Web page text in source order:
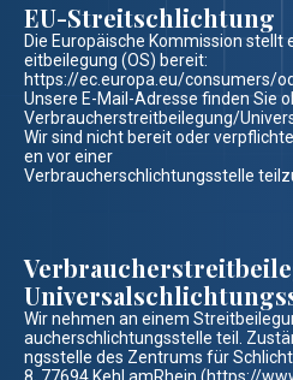
EU-Streitschlichtung
Die Europäische Kommission
eitbeilegung (OS) bereit:
https://ec.europa.eu/consumers/
Unsere E-Mail-Adresse finden Sie
Verbraucherstreitbeilegung/
Wir sind nicht bereit oder
en vor einer
Verbraucherschlichtungsstelle
Wir nehmen an einem
aucherschlichtungsstelle teil.
ngsstelle des Zentrums für